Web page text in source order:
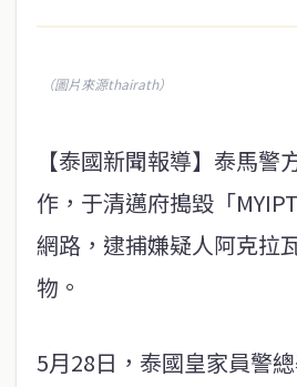
（圖片來源thairath）
【泰國新聞報導】泰馬警
作，于清邁府搗毀「
網路，逮捕嫌疑人阿克拉
物。
5月28日，泰國皇家員警